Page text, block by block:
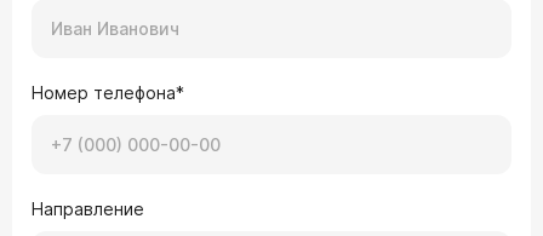
Номер телефона*
Направление